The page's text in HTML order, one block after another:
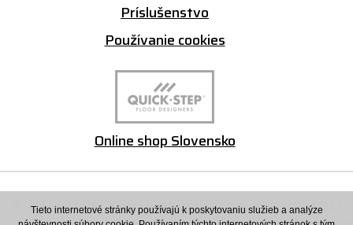
Príslušenstvo
Používanie cookies
Online shop Slovensko
© 2026 M PARKET - svet parkiet, farieb a designu •
Tieto internetové stránky používajú k poskytovaniu služieb a analýze